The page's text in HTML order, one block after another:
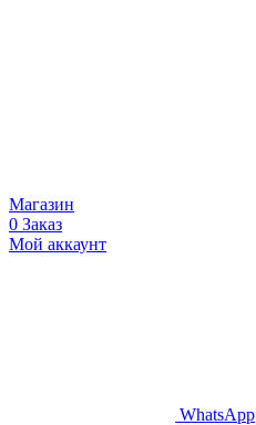
Магазин
0 Заказ
Мой аккаунт
WhatsApp